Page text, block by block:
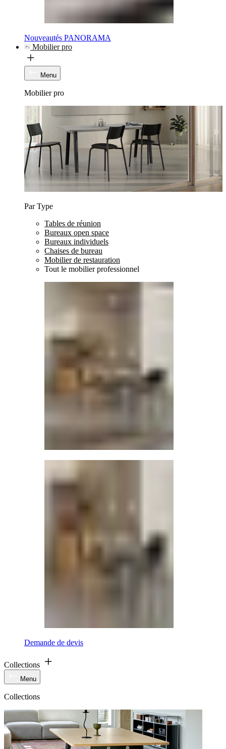
Nouveautés PANORAMA
Mobilier pro
Menu
Mobilier pro
Par Type
Tables de réunion
Bureaux open space
Bureaux individuels
Chaises de bureau
Mobilier de restauration
Tout le mobilier professionnel
Demande de devis
Collections
Menu
Collections